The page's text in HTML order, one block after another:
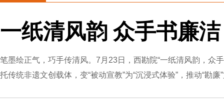
一纸清风韵 众手书廉
笔墨绘正气，巧手传清风。7月23日，西勘院“一纸清风韵，众
托传统非遗文创载体，变“被动宣教”为“沉浸式体验”，推动“勘廉